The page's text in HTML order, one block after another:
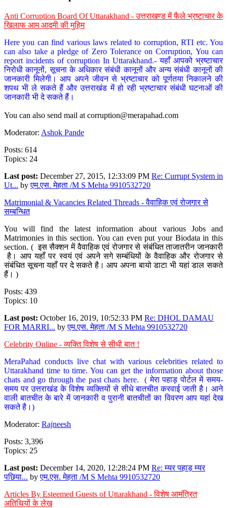
Anti Corruption Board Of Uttarakhand - उत्तराखण्ड में फैले भ्रष्टाचार के
खिलाफ आम आदमी की मुहिम
Here you can find various laws related to corruption, RTI etc. You
can also take a pledge of Zero Tolerance on Corruption, You can
report incidents of corruption In Uttarakhand.- यहाँ आपको भ्रष्टाचार
निरोधी कानूनों, सूचना के अधिकार संबंधी कानूनों और अन्य संबंधी कानूनों की
जानकारी मिलेगी। आप अपने जीवन से भ्रष्टाचार को पूर्णतया निकालने की
शपथ भी ले सकते हैं और उत्तराखंड में हो रही भ्रष्टाचार संबंधी घटनाओं की
जानकारी भी दे सकते हैं।
You can also send mail at corruption@merapahad.com
Moderator: Ashok Pande
Posts: 614
Topics: 24
Last post: December 27, 2015, 12:33:09 PM Re: Currupt System in
Ut... byएम.एस. मेहता /M S Mehta 9910532720
Matrimonial & Vacancies Related Threads - वैवाहिक एवं रोजगार से
सम्बन्धित
You will find the latest information about various Jobs and
Matrimonies in this section. You can even put your Biodata in this
section. ( इस सैक्शन में वैवाहिक एवं रोजगार से संबंधित ताजातरीन जानकारी
है। आप यहाँ पर स्वयं एवं अपने सगे सम्बंधियों के वैवाहिक और रोजगार से
संबंधित सूचना यहाँ पर दे सकते है। आप अपना बायो डाटा भी यहां डाल सकते
हैं। )
Posts: 439
Topics: 10
Last post: October 16, 2019, 10:52:33 PM Re: DHOL DAMAU
FOR MARRI... byएम.एस. मेहता /M S Mehta 9910532720
Celebrity Online - व्यक्ति विशेष से सीधी बात !
MeraPahad conducts live chat with various celebrities related to
Uttarakhand time to time. You can get the information about those
chats and go through the past chats here. ( मेरा पहाड़ पोर्टल में समय-
समय पर उत्तराखंड के विशेष व्यक्तियों से सीधे बातचीत करवाई जाती है। आने
वाली बातचीत के बारे में जानकारी व पुरानी बातचीतों का विवरण आप यहां देख
सकते है।)
Moderator: Rajneesh
Posts: 3,396
Topics: 25
Last post: December 14, 2020, 12:28:24 PM Re: म्यर पहाड़ म्यर
पछिया... byएम.एस. मेहता /M S Mehta 9910532720
Articles By Esteemed Guests of Uttarakhand - विशेष आमंत्रित
अतिथियों के लेख